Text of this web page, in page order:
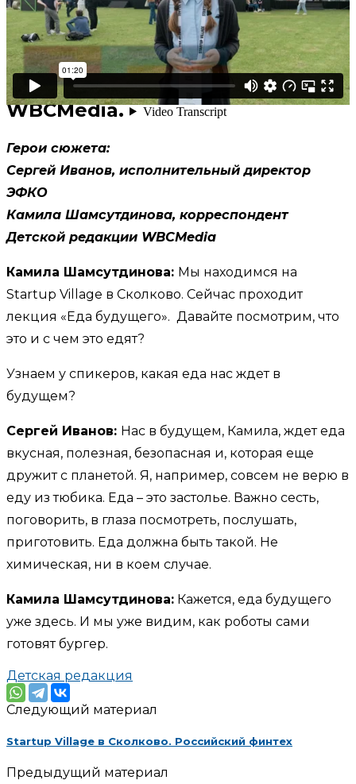
Какой будет еда будущего? И
стоит ли уже сейчас готовиться
есть из тюбиков? Об этом
сюжет Детской редакции
WBCMedia.
Герои сюжета:
Сергей Иванов, исполнительный директор
ЭФКО
Камила Шамсутдинова, корреспондент
Детской редакции WBCMedia
Камила Шамсутдинова: Мы находимся на
Startup Village в Сколково. Сейчас проходит
лекция «Еда будущего». Давайте посмотрим, что
это и с чем это едят?
Узнаем у спикеров, какая еда нас ждет в
будущем?
Сергей Иванов: Нас в будущем, Камила, ждет еда
вкусная, полезная, безопасная и, которая еще
дружит с планетой. Я, например, совсем не верю в
еду из тюбика. Еда – это застолье. Важно сесть,
поговорить, в глаза посмотреть, послушать,
приготовить. Еда должна быть такой. Не
химическая, ни в коем случае.
Камила Шамсутдинова: Кажется, еда будущего
уже здесь. И мы уже видим, как роботы сами
готовят бургер.
Детская редакция
Следующий материал
Startup Village в Сколково. Российский финтех
Предыдущий материал